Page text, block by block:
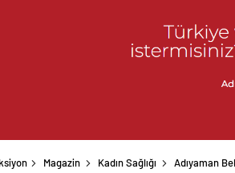
Magazin Kadın Sağlığı Adıyaman